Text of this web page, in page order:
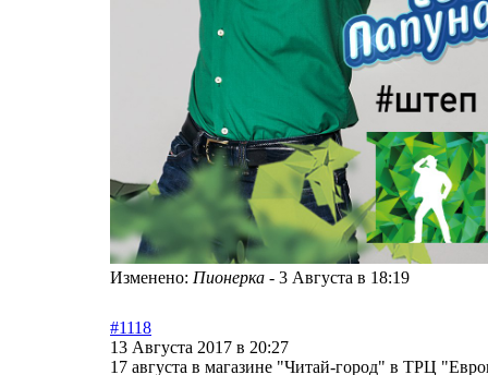
Изменено: Пионерка - 3 Августа в 18:19
#1118
13 Августа 2017 в 20:27
17 августа в магазине "Читай-город" в ТРЦ